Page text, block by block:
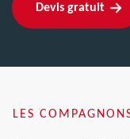
Devis gratuit
LES